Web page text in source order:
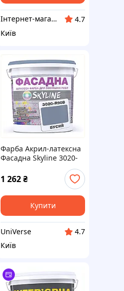
Інтернет-магазин ShopNow
4.7
Київ
Фарба Акрил-латексна
Фасадна Skyline 3020-
820XC6461E
1 262₴
Купити
UniVerse
4.7
Київ